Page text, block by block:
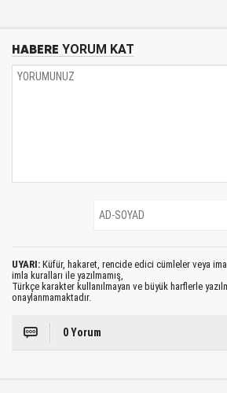
HABERE YORUM KAT
UYARI: Küfür, hakaret, rencide edici cümleler veya
imla kuralları ile yazılmamış,
Türkçe karakter kullanılmayan ve büyük harflerle
onaylanmamaktadır.
0 Yorum